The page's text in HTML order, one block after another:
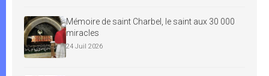
Mémoire de saint Charbel, le saint aux 30 000
miracles
24 Juil 2026